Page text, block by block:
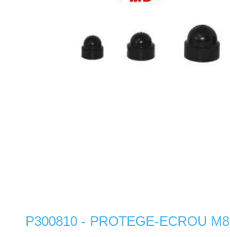
P300810 - PROTEGE-ECROU M8